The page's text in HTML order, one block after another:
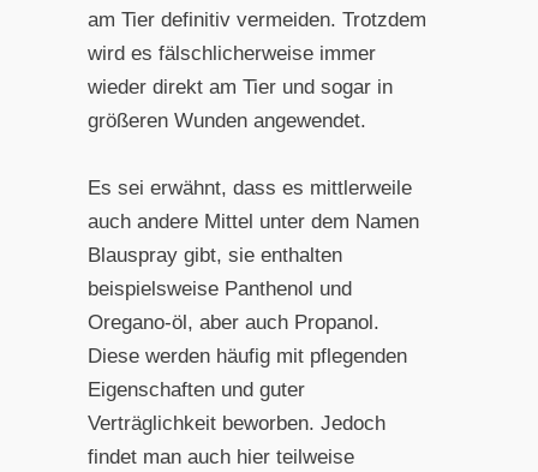
am Tier definitiv vermeiden. Trotzdem
wird es fälschlicherweise immer
wieder direkt am Tier und sogar in
größeren Wunden angewendet.
Es sei erwähnt, dass es mittlerweile
auch andere Mittel unter dem Namen
Blauspray gibt, sie enthalten
beispielsweise Panthenol und
Oregano-öl, aber auch Propanol.
Diese werden häufig mit pflegenden
Eigenschaften und guter
Verträglichkeit beworben. Jedoch
findet man auch hier teilweise